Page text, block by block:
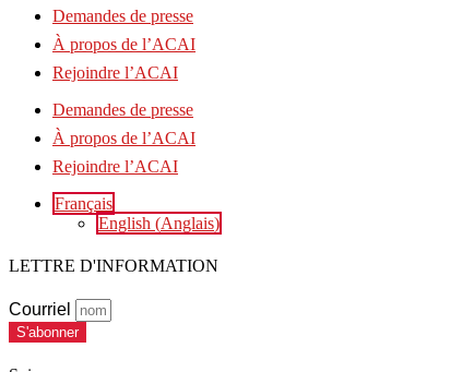
Demandes de presse
À propos de l’ACAI
Rejoindre l’ACAI
Demandes de presse
À propos de l’ACAI
Rejoindre l’ACAI
Français
English (Anglais)
LETTRE D'INFORMATION
Courriel
S'abonner